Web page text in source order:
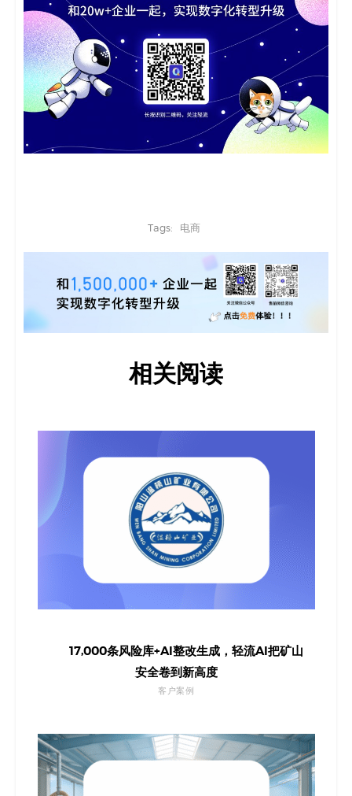
Tags: 电商
相关阅读
17,000条风险库+AI整改生成，轻流AI把矿山
安全卷到新高度
客户案例